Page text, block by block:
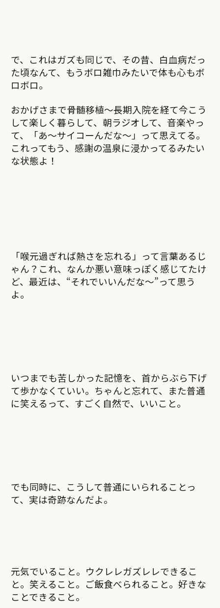
で、これはガズも同じで、その昔、白血病だっ
た頃なんて、もうボロ雑巾みたいで体も心もボ
ロボロ。
おかげさまで骨髄移植～長期入院を経て今こう
して楽しく暮らして、朝ラジオして、音楽やっ
て、「あ～サイコーんだな～」って思えてる。
これってもう、感謝の温泉に浸かってるみたい
な状態よ！
「喉元過ぎれば熱さを忘れる」って言葉あるじ
ゃん？これ、なんか悪い意味っぽく感じてたけ
ど、最近は、“それでいいんだな～”って思う
よ。
いつまでも苦しかった記憶を、首からぶら下げ
て歩かなくていい。ちゃんと忘れて、また普通
に笑えるって、すごく自然で、いいこと。
でも同時に、こうして普通にいられることっ
て、実は奇跡なんだよ。
元気でいること。ウクレレガズレレできるこ
と。笑えること。ご飯食べられること。好きな
ことできること。